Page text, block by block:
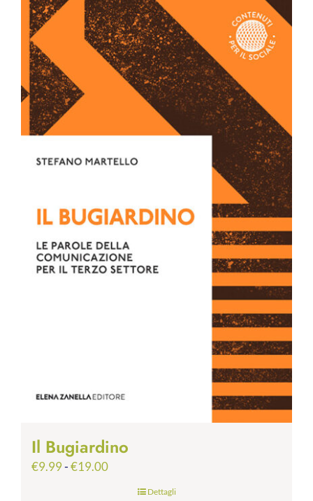
Il Bugiardino
€9.99-€19.00Fascia
Dettagli